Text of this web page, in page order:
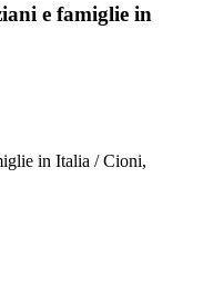
e famiglie in
in Italia / Cioni,